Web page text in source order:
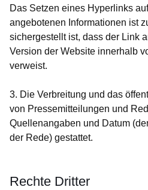
Das Setzen eines Hyperlinks
angebotenen Informationen ist
sichergestellt ist, dass der Link
Version der Website innerhalb
verweist.
3. Die Verbreitung und das
von Pressemitteilungen und
Quellenangaben und Datum
der Rede) gestattet.
Rechte Dritter